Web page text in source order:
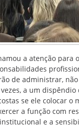
a atenção
de administrar,
a um
se ele colocar
a função com
e a